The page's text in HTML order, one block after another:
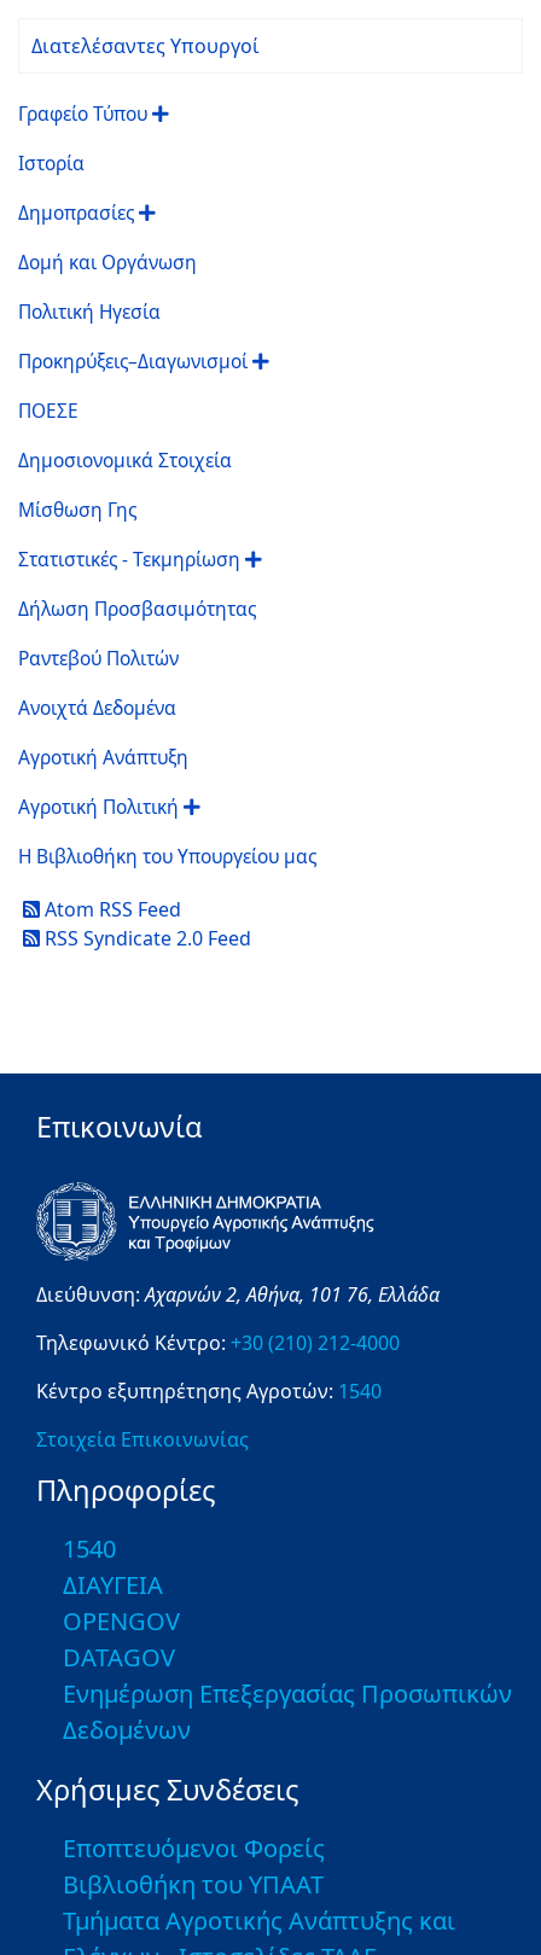
Διατελέσαντες Υπουργοί
Γραφείο Τύπου
Ιστορία
Δημοπρασίες
Δομή και Οργάνωση
Πολιτική Ηγεσία
Προκηρύξεις–Διαγωνισμοί
ΠΟΕΣΕ
Δημοσιονομικά Στοιχεία
Μίσθωση Γης
Στατιστικές - Τεκμηρίωση
Δήλωση Προσβασιμότητας
Ραντεβού Πολιτών
Ανοιχτά Δεδομένα
Αγροτική Ανάπτυξη
Αγροτική Πολιτική
Η Βιβλιοθήκη του Υπουργείου μας
Atom RSS Feed
RSS Syndicate 2.0 Feed
Επικοινωνία
Διεύθυνση:Αχαρνών 2,Αθήνα, 101 76, Ελλάδα
Τηλεφωνικό Κέντρο: +30 (210) 212-4000
Κέντρο εξυπηρέτησης Αγροτών: 1540
Στοιχεία Επικοινωνίας
Πληροφορίες
1540
ΔΙΑΥΓΕΙΑ
OPENGOV
DATAGOV
Ενημέρωση Επεξεργασίας Προσωπικών
Δεδομένων
Χρήσιμες Συνδέσεις
Εποπτευόμενοι Φορείς
Βιβλιοθήκη του ΥΠΑΑΤ
Τμήματα Αγροτικής Ανάπτυξης και